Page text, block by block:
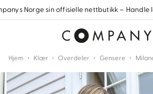
Norge sin offisielle nettbutikk –
Hjem › Klær › Overdeler › Gensere ›